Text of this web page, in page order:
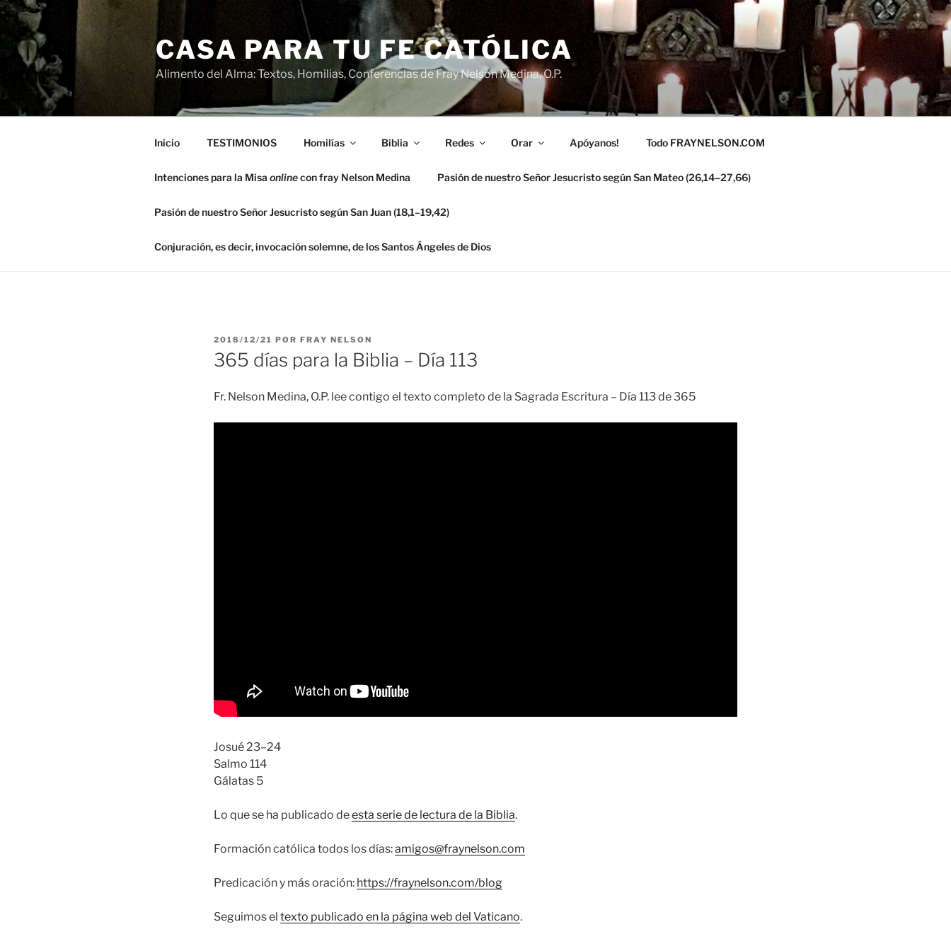
Saltar
contenido
CASA PARA TU FE CATÓLICA
Alimento del Alma: Textos, Homilias, Conferencias de Fray Nelson Medina, O.P.
Inicio TESTIMONIOS Homilías Biblia Redes Orar Apóyanos! Todo FRAYNELSON.COM
Intenciones para la Misa onlinecon fray Nelson Medina Pasión de nuestro Señor Jesucristo según San Mateo (26,14–27,66)
Pasión de nuestro Señor Jesucristo según San Juan (18,1–19,42)
Conjuración, es decir, invocación solemne, de los Santos Ángeles de Dios
PUBLICADO
EL
2018/12/21 POR FRAY NELSON
365 días para la Biblia – Día 113
Fr. Nelson Medina, O.P. lee contigo el texto completo de la Sagrada Escritura – Día 113 de 365
Josué 23–24
Salmo 114
Gálatas 5
Lo que se ha publicado deesta serie de lectura de la Biblia.
Formación católica todos los días:amigos@fraynelson.com
Predicación y más oración: https://fraynelson.com/blog
Seguimos el texto publicado en la página web del Vaticano.